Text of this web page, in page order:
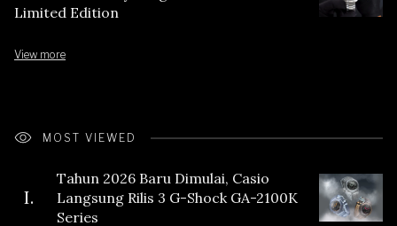
Limited Edition
View more
MOST VIEWED
I.
Tahun 2026 Baru Dimulai, Casio
Langsung Rilis 3 G-Shock GA-2100K
Series